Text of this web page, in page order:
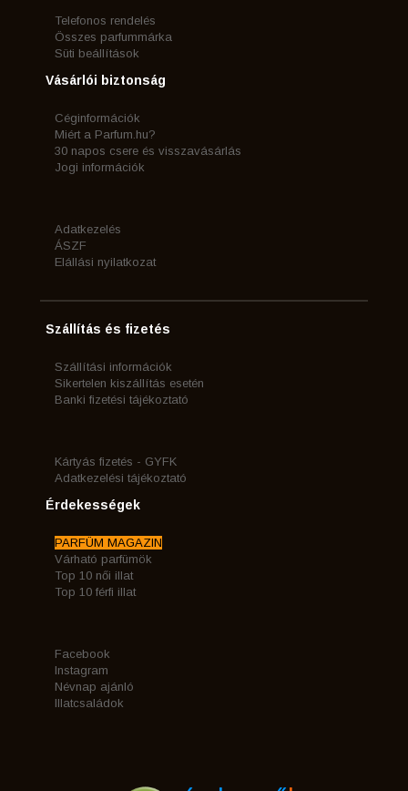
Telefonos rendelés
Összes parfummárka
Süti beállítások
Vásárlói biztonság
Céginformációk
Miért a Parfum.hu?
30 napos csere és visszavásárlás
Jogi információk
Adatkezelés
ÁSZF
Elállási nyilatkozat
Szállítás és fizetés
Szállítási információk
Sikertelen kiszállítás esetén
Banki fizetési tájékoztató
Kártyás fizetés - GYFK
Adatkezelési tájékoztató
Érdekességek
PARFÜM MAGAZIN
Várható parfümök
Top 10 női illat
Top 10 férfi illat
Facebook
Instagram
Névnap ajánló
Illatcsaládok